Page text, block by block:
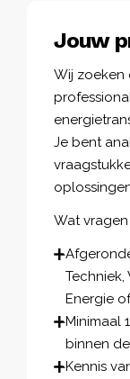
Jouw
Wij zoeken
Je bent
Wat
Energie
Minimaal
binnen
Kennis